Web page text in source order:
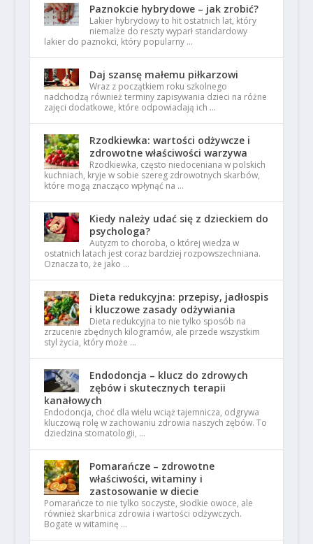
Paznokcie hybrydowe – jak zrobić?
Lakier hybrydowy to hit ostatnich lat, który
niemalże do reszty wyparł standardowy
lakier do paznokci, który popularny …
Daj szansę małemu piłkarzowi
Wraz z początkiem roku szkolnego
nadchodzą również terminy zapisywania dzieci na różne
zajęci dodatkowe, które odpowiadają ich …
Rzodkiewka: wartości odżywcze i
zdrowotne właściwości warzywa
Rzodkiewka, często niedoceniana w polskich
kuchniach, kryje w sobie szereg zdrowotnych skarbów,
które mogą znacząco wpłynąć na …
Kiedy należy udać się z dzieckiem do
psychologa?
Autyzm to choroba, o której wiedza w
ostatnich latach jest coraz bardziej rozpowszechniana.
Oznacza to, że jako …
Dieta redukcyjna: przepisy, jadłospis
i kluczowe zasady odżywiania
Dieta redukcyjna to nie tylko sposób na
zrzucenie zbędnych kilogramów, ale przede wszystkim
styl życia, który może …
Endodoncja – klucz do zdrowych
zębów i skutecznych terapii
kanałowych
Endodoncja, choć dla wielu wciąż tajemnicza, odgrywa
kluczową rolę w zachowaniu zdrowia naszych zębów. To
dziedzina stomatologii, …
Pomarańcze – zdrowotne
właściwości, witaminy i
zastosowanie w diecie
Pomarańcze to nie tylko soczyste, słodkie owoce, ale
również skarbnica zdrowia i wartości odżywczych.
Bogate w witaminę …